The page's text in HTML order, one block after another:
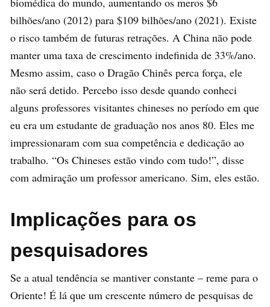
bilhões/ano (2012) para $109 bilhões/ano (2021). Existe
o risco também de futuras retrações. A China não pode
manter uma taxa de crescimento indefinida de 33%/ano.
Mesmo assim, caso o Dragão Chinês perca força, ele
não será detido. Percebo isso desde quando conheci
alguns professores visitantes chineses no período em que
eu era um estudante de graduação nos anos 80. Eles me
impressionaram com sua competência e dedicação ao
trabalho. “Os Chineses estão vindo com tudo!”, disse
com admiração um professor americano. Sim, eles estão.
Implicações para os
pesquisadores
Se a atual tendência se mantiver constante – reme para o
Oriente! É lá que um crescente número de pesquisas de